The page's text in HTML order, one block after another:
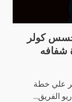
كولر
شفافه
علي خطة
الفريق...